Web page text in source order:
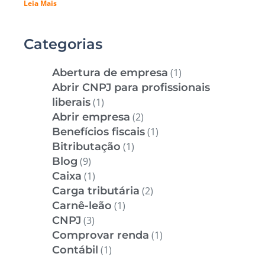
Leia Mais
Categorias
Abertura de empresa (1)
Abrir CNPJ para profissionais
liberais(1)
Abrir empresa (2)
Benefícios fiscais(1)
Bitributação (1)
Blog (9)
Caixa (1)
Carga tributária (2)
Carnê-leão (1)
CNPJ (3)
Comprovar renda (1)
Contábil (1)